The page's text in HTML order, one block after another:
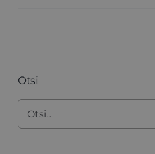
Otsi